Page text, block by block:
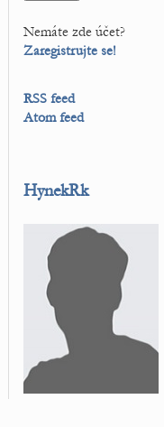
Nemáte zde účet?
Zaregistrujte se!
RSS feed
Atom feed
HynekRk